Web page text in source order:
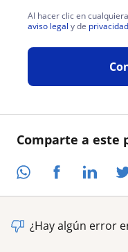
Comparte a este
Al hacer clic en
aviso legal y de privacidad
¿Hay algún error